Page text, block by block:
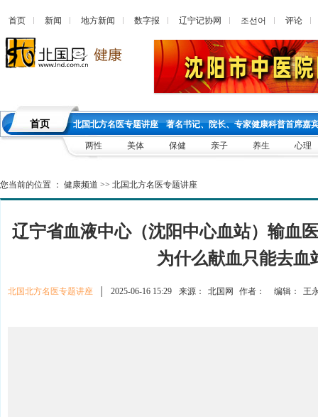
首页 新闻 地方新闻 数字报 辽宁记协网 조선어 评论
首页 北国北方名医专题讲座 著名书记、院长、专家健康科普首席嘉
两性 美体 保健 亲子 养生 心理
您当前的位置 ： 健康频道 >> 北国北方名医专题讲座
辽宁省血液中心（沈阳中心血站）输
为什么献血只能去血
北国北方名医专题讲座 2025-06-16 15:29 来源： 北国网 作者： 编辑： 王